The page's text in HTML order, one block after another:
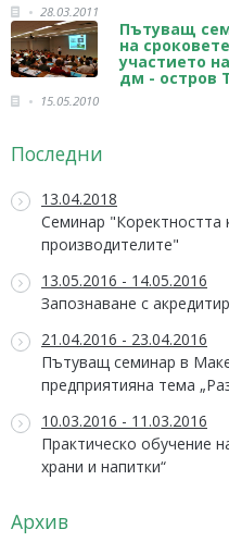
28.03.2011
Пътуващ
на
участието
дм - остров
15.05.2010
Последни
13.04.2018
Семинар "Коректността
производителите"
13.05.2016 - 14.05.2016
Запознаване с
21.04.2016 - 23.04.2016
Пътуващ семинар в
предприятияна тема
10.03.2016 - 11.03.2016
Практическо обучение
храни и напитки“
Архив